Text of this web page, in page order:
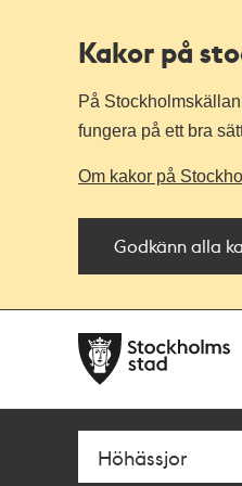
Kakor på
På
fungera på ett bra
Om kakor på
Godkänn alla
navigationen
huvudinnehållet
Sök